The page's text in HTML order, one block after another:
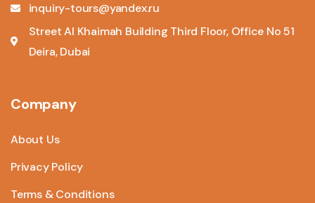
inquiry-tours@yandex.ru
Street Al Khaimah Building Third Floor, Office No 51
Deira, Dubai
Company
About Us
Privacy Policy
Terms & Conditions